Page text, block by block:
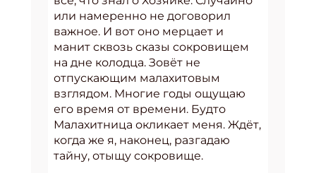
или намеренно не договорил
важное. И вот оно мерцает и
манит сквозь сказы сокровищем
на дне колодца. Зовёт не
отпускающим малахитовым
взглядом. Многие годы ощущаю
его время от времени. Будто
Малахитница окликает меня. Ждёт,
когда же я, наконец, разгадаю
тайну, отыщу сокровище.